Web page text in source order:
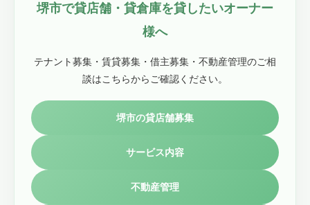
堺市で貸店舗・貸倉庫を貸したいオーナー
様へ
テナント募集・賃貸募集・借主募集・不動産管理のご相
談はこちらからご確認ください。
堺市の貸店舗募集
サービス内容
不動産管理